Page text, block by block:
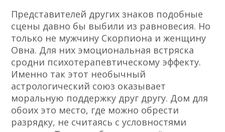
Представителей других знаков подобные
сцены давно бы выбили из равновесия. Но
только не мужчину Скорпиона и женщину
Овна. Для них эмоциональная встряска
сродни психотерапевтическому эффекту.
Именно так этот необычный
астрологический союз оказывает
моральную поддержку друг другу. Дом для
обоих это место, где можно обрести
разрядку, не считаясь с условностями